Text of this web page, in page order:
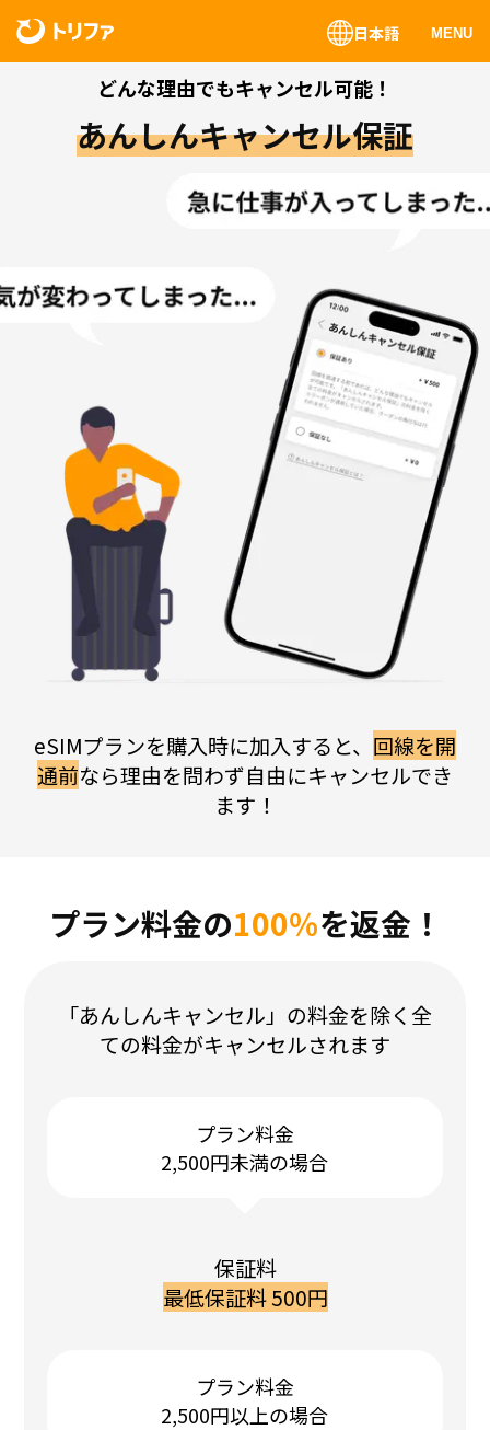
MENU
日本語
どんな理由でもキャンセル可能！
あんしんキャンセル保証
eSIMプランを購入時に加入すると、 回線を開
通前なら理由を問わず自由にキャンセルでき
ます！
プラン料金の100％を返金！
「あんしんキャンセル」の料金を除く全
ての料金がキャンセルされます
プラン料金
2,500円未満の場合
保証料
最低保証料 500円
プラン料金
2,500円以上の場合